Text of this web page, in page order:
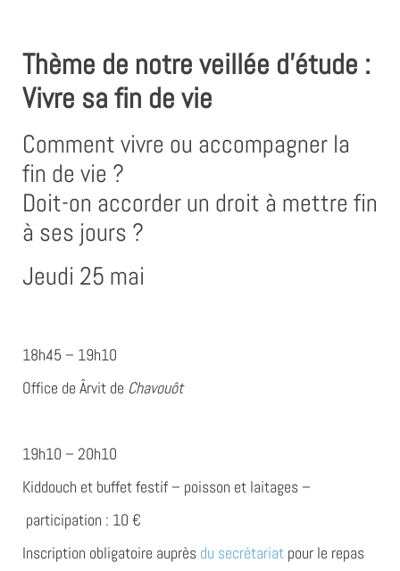
Thème de notre veillée d’étude :
Vivre sa fin de vie
Comment vivre ou accompagner la
fin de vie ?
Doit-on accorder un droit à mettre fin
à ses jours ?
Jeudi 25 mai
18h45 – 19h10
Office de Ârvit de Chavouôt
19h10 – 20h10
Kiddouch et buffet festif – poisson et laitages –
participation : 10 €
Inscription obligatoire auprès du secrétariat pour le repas